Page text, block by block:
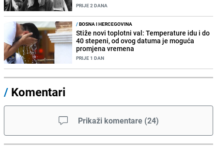
PRIJE 2 DANA
/BOSNA I HERCEGOVINA
Stiže novi toplotni val: Temperature idu i do
40 stepeni, od ovog datuma je moguća
promjena vremena
PRIJE 1 DAN
/ Komentari
Prikaži komentare (24)